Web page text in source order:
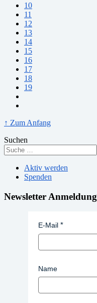
10
11
12
13
14
15
16
17
18
19
↑ Zum Anfang
Suchen
Aktiv werden
Spenden
Newsletter Anmeldung
E-Mail
Name